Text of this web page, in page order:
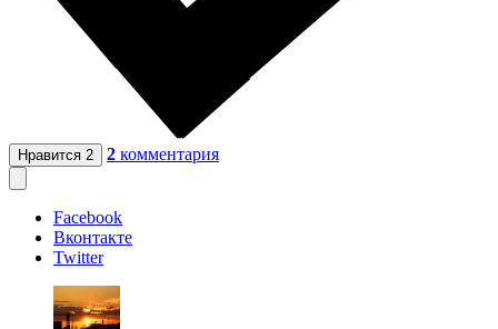
Нравится 2 2 комментария
Facebook
Вконтакте
Twitter